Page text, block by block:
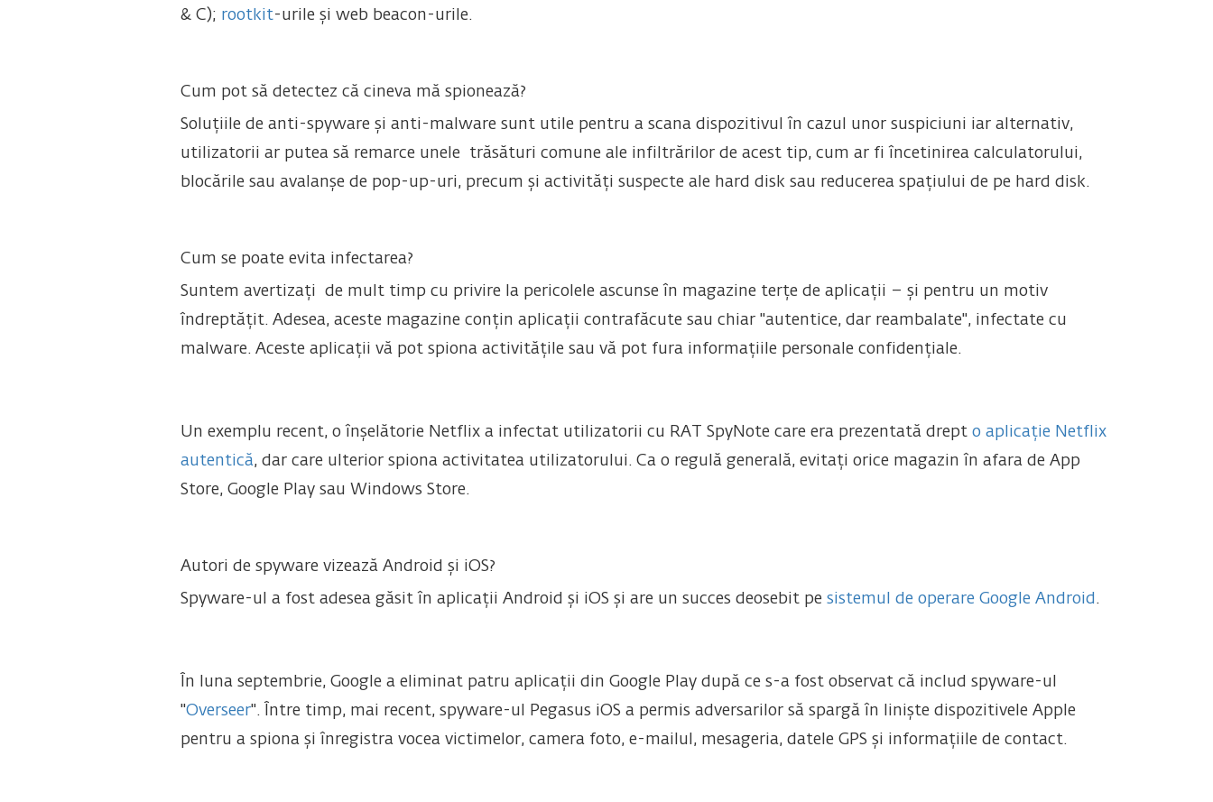
& C); rootkit-urile și web beacon-urile.
Cum pot să detectez că cineva mă spionează?
Soluțiile de anti-spyware și anti-malware sunt utile pentru a scana dispozitivul în cazul unor suspiciuni iar alternativ,
utilizatorii ar putea să remarce unele trăsături comune ale infiltrărilor de acest tip, cum ar fi încetinirea calculatorului,
blocările sau avalanșe de pop-up-uri, precum și activități suspecte ale hard disk sau reducerea spațiului de pe hard disk.
Cum se poate evita infectarea?
Suntem avertizați de mult timp cu privire la pericolele ascunse în magazine terțe de aplicații – și pentru un motiv
îndreptățit. Adesea, aceste magazine conțin aplicații contrafăcute sau chiar "autentice, dar reambalate", infectate cu
malware. Aceste aplicații vă pot spiona activitățile sau vă pot fura informațiile personale confidențiale.
Un exemplu recent, o înșelătorie Netflix a infectat utilizatorii cu RAT SpyNote care era prezentată drept o aplicație Netflix
autentică, dar care ulterior spiona activitatea utilizatorului. Ca o regulă generală, evitați orice magazin în afara de App
Store, Google Play sau Windows Store.
Autori de spyware vizează Android și iOS?
Spyware-ul a fost adesea găsit în aplicații Android și iOS și are un succes deosebit pe sistemul de operare Google Android .
În luna septembrie, Google a eliminat patru aplicații din Google Play după ce s-a fost observat că includ spyware-ul
"Overseer". Între timp, mai recent, spyware-ul Pegasus iOS a permis adversarilor să spargă în liniște dispozitivele Apple
pentru a spiona și înregistra vocea victimelor, camera foto, e-mailul, mesageria, datele GPS și informațiile de contact.